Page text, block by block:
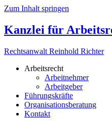
Zum Inhalt springen
Kanzlei für
Rechtsanwalt Reinhold Richter
Arbeitsrecht
Arbeitnehmer
Arbeitgeber
Führungskräfte
Organisationsberatung
Kontakt